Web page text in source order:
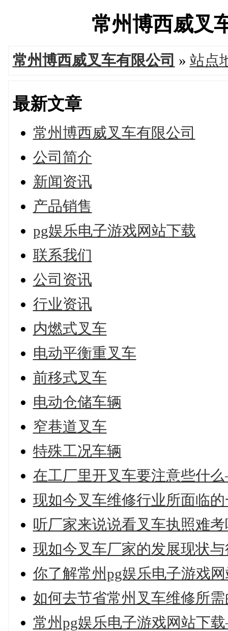
常州博西威叉
常州博西威叉车有限公司 » 站点
最新文章
常州博西威叉车有限公司
公司简介
新闻资讯
产品销售
pg娱乐电子游戏网站下载
联系我们
公司资讯
行业资讯
内燃式叉车
电动平衡重叉车
前移式叉车
电动仓储车辆
窄巷道叉车
特殊工况车辆
在工厂里开叉车要注意些什
现如今叉车维修行业所面临
听厂家来说说看叉车执照难考
现如今叉车厂家的发展现状
你了解常州pg娱乐电子游戏
如何去节省常州叉车维修所
常州pg娱乐电子游戏网站下